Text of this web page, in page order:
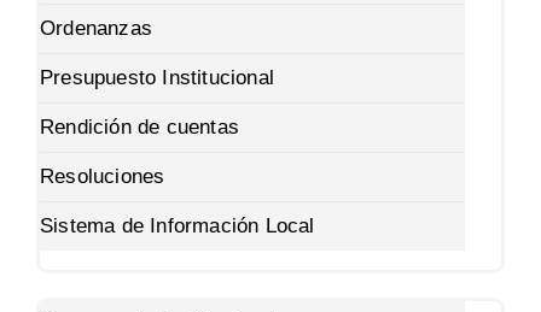
Ordenanzas
Presupuesto Institucional
Rendición de cuentas
Resoluciones
Sistema de Información Local